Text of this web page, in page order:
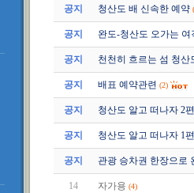
공지 청산도 배 신속한 예약
공지 완도-청산도 오가는
공지 천천히 흐르는 섬 청산
공지 배표 예약관련 (2)
공지 청산도 알고 떠나자 2
공지 청산도 알고 떠나자 1
공지 관광 승차권 한장으로
14 자가용 (4)